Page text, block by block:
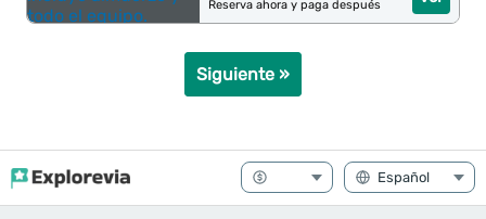
Reserva ahora y paga después
Siguiente »